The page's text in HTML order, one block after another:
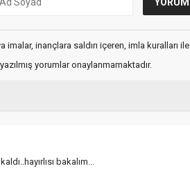
inançlara saldırı içeren, imla kuralları ile
yorumlar onaylanmamaktadır.
bakalım...